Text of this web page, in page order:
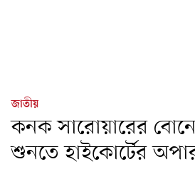
জাতীয়
কনক সারোয়ারের
শুনতে হাইকোর্টের